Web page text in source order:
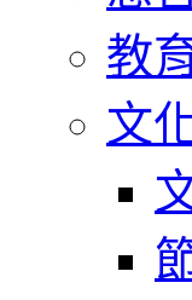
教
文